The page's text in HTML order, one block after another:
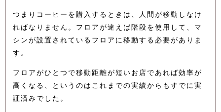
つまりコーヒーを購入するときは、人間が移動しなけ
ればなりません。フロアが違えば階段を使用して、マ
シンが設置されているフロアに移動する必要がありま
す。
フロアがひとつで移動距離が短いお店であれば効率が
高くなる、というのはこれまでの実績からもすでに実
証済みでした。